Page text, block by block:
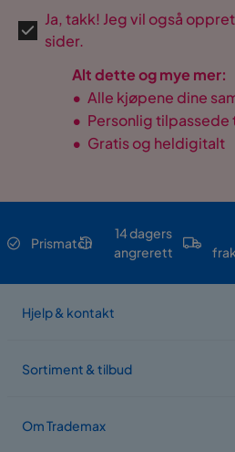
Ja, takk! Jeg vil også
sider.
Alt dette og mye mer:
• Alle kjøpene dine
• Personlig tilpassede
• Gratis og heldigitalt
Prismatch
14 dagers
angrerett
Hjelp & kontakt
Sortiment & tilbud
Om Trademax